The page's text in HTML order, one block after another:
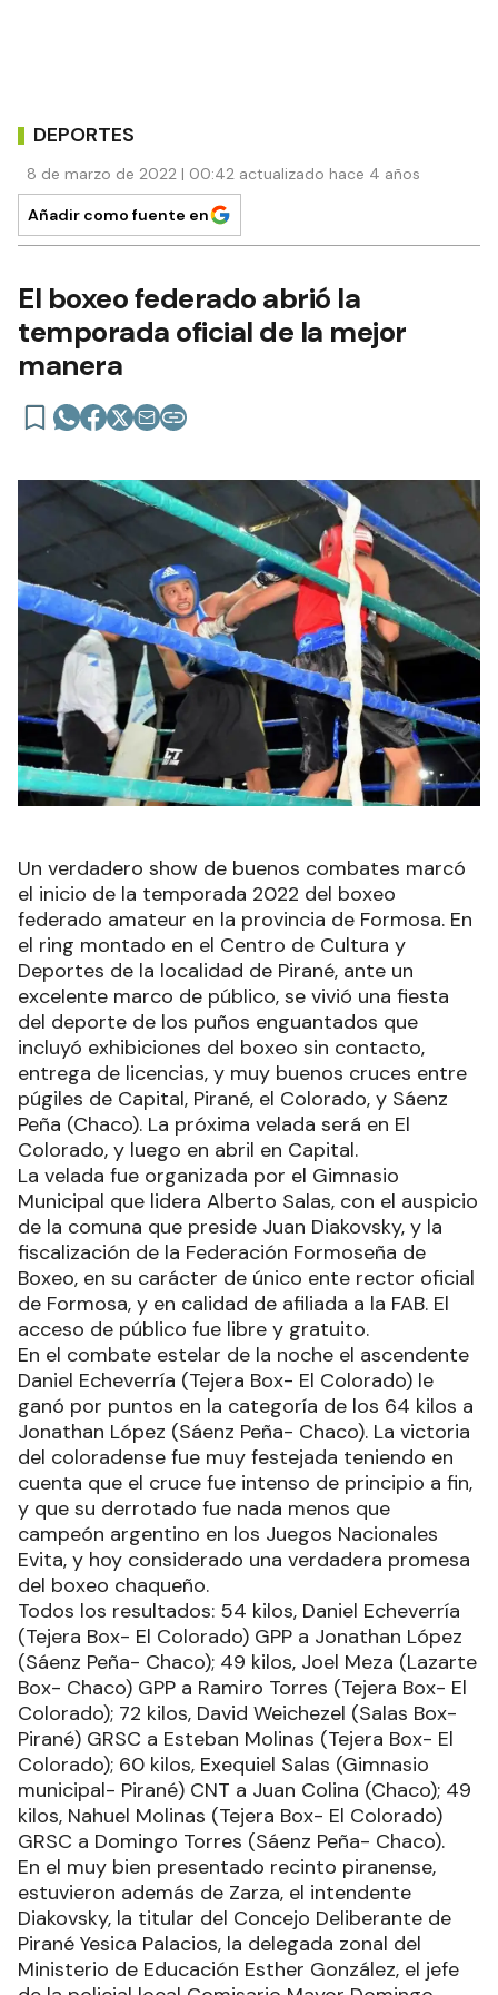
DEPORTES
8 de marzo de 2022 | 00:42 actualizado hace 4 años
Añadir como fuente en
El boxeo federado abrió la
temporada oficial de la mejor
manera
Un verdadero show de buenos combates marcó
el inicio de la temporada 2022 del boxeo
federado amateur en la provincia de Formosa. En
el ring montado en el Centro de Cultura y
Deportes de la localidad de Pirané, ante un
excelente marco de público, se vivió una fiesta
del deporte de los puños enguantados que
incluyó exhibiciones del boxeo sin contacto,
entrega de licencias, y muy buenos cruces entre
púgiles de Capital, Pirané, el Colorado, y Sáenz
Peña (Chaco). La próxima velada será en El
Colorado, y luego en abril en Capital.
La velada fue organizada por el Gimnasio
Municipal que lidera Alberto Salas, con el auspicio
de la comuna que preside Juan Diakovsky, y la
fiscalización de la Federación Formoseña de
Boxeo, en su carácter de único ente rector oficial
de Formosa, y en calidad de afiliada a la FAB. El
acceso de público fue libre y gratuito.
En el combate estelar de la noche el ascendente
Daniel Echeverría (Tejera Box- El Colorado) le
ganó por puntos en la categoría de los 64 kilos a
Jonathan López (Sáenz Peña- Chaco). La victoria
del coloradense fue muy festejada teniendo en
cuenta que el cruce fue intenso de principio a fin,
y que su derrotado fue nada menos que
campeón argentino en los Juegos Nacionales
Evita, y hoy considerado una verdadera promesa
del boxeo chaqueño.
Todos los resultados: 54 kilos, Daniel Echeverría
(Tejera Box- El Colorado) GPP a Jonathan López
(Sáenz Peña- Chaco); 49 kilos, Joel Meza (Lazarte
Box- Chaco) GPP a Ramiro Torres (Tejera Box- El
Colorado); 72 kilos, David Weichezel (Salas Box-
Pirané) GRSC a Esteban Molinas (Tejera Box- El
Colorado); 60 kilos, Exequiel Salas (Gimnasio
municipal- Pirané) CNT a Juan Colina (Chaco); 49
kilos, Nahuel Molinas (Tejera Box- El Colorado)
GRSC a Domingo Torres (Sáenz Peña- Chaco).
En el muy bien presentado recinto piranense,
estuvieron además de Zarza, el intendente
Diakovsky, la titular del Concejo Deliberante de
Pirané Yesica Palacios, la delegada zonal del
Ministerio de Educación Esther González, el jefe